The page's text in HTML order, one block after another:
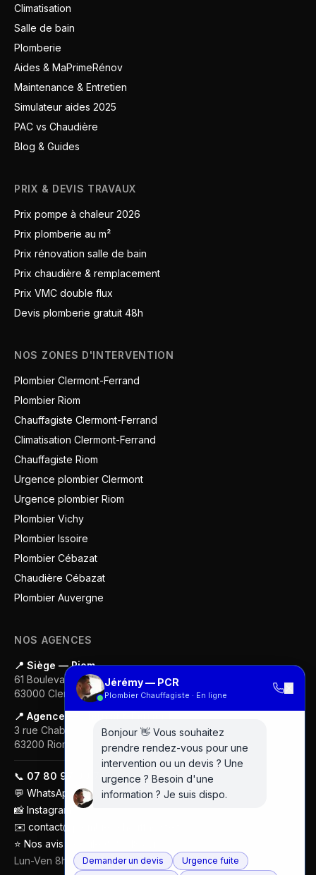
Climatisation
Salle de bain
Plomberie
Aides & MaPrimeRénov
Maintenance & Entretien
Simulateur aides 2025
PAC vs Chaudière
Blog & Guides
PRIX & DEVIS TRAVAUX
Prix pompe à chaleur 2026
Prix plomberie au m²
Prix rénovation salle de bain
Prix chaudière & remplacement
Prix VMC double flux
Devis plomberie gratuit 48h
NOS ZONES D'INTERVENTION
Plombier Clermont-Ferrand
Plombier Riom
Chauffagiste Clermont-Ferrand
Climatisation Clermont-Ferrand
Chauffagiste Riom
Urgence plombier Clermont
Urgence plombier Riom
Plombier Vichy
Plombier Issoire
Plombier Cébazat
Chaudière Cébazat
Plombier Auvergne
NOS AGENCES
📍 Siège — Riom
61 Boulevard Gustave Flaubert
63000 Clermont-Ferrand
📍 Agence — Clermont-Ferrand
3 rue Chabrol
63200 Riom
📞 07 80 97 00 74
💬 WhatsApp
📸 Instagram
✉️ contact@plombier-chauffagiste.fr
⭐ Nos avis Google (5/5 · 18 avis)
Lun-Ven 8h-18h
Jérémy — PCR
Plombier Chauffagiste · En ligne
Bonjour 👋 Vous souhaitez
prendre rendez-vous pour une
intervention ou un devis ? Une
urgence ? Besoin d'une
information ? Je suis dispo.
Demander un devis
Urgence fuite